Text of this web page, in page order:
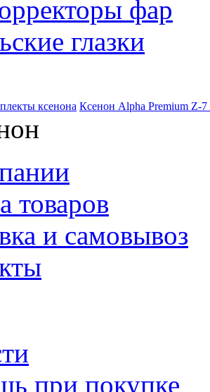
фар
глазки
ксенона Ксенон Alpha Premium Z-
товаров
и самовывоз
при покупке